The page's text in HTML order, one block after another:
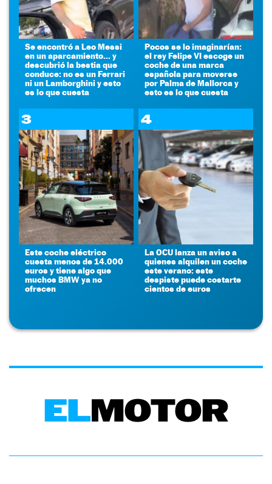
Se encontró a Leo Messi
en un aparcamiento... y
descubrió la bestia que
conduce: no es un Ferrari
ni un Lamborghini y esto
es lo que cuesta
Pocos se lo imaginarían:
el rey Felipe VI escoge un
coche de una marca
española para moverse
por Palma de Mallorca y
esto es lo que cuesta
3
Este coche eléctrico
cuesta menos de 14.000
euros y tiene algo que
muchos BMW ya no
ofrecen
4
La OCU lanza un aviso a
quienes alquilen un coche
este verano: este
despiste puede costarte
cientos de euros